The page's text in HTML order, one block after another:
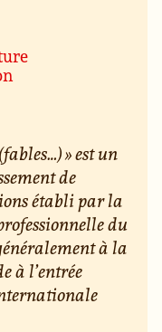
» est un
de
établi par la
du
à la
à l’entrée